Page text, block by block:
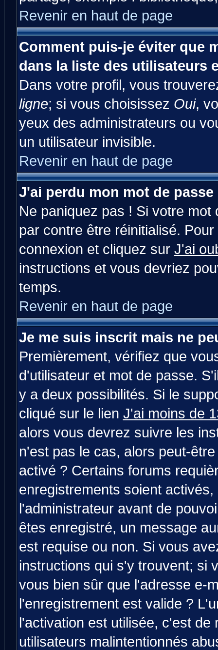
Revenir en haut de page
Comment puis-je éviter que
dans la liste des utilisateurs
Dans votre profil, vous
ligne; si vous choisissez Oui,
yeux des administrateurs ou
un utilisateur invisible.
Revenir en haut de page
J'ai perdu mon mot de passe
Ne paniquez pas ! Si votre
par contre être réinitialisé.
connexion et cliquez sur J'ai
instructions et vous devriez
temps.
Revenir en haut de page
Je me suis inscrit mais ne
Premièrement, vérifiez que
d'utilisateur et mot de passe.
y a deux possibilités. Si le
cliqué sur le lien J'ai moins de
alors vous devrez suivre les
n'est pas le cas, alors peut-
activé ? Certains forums
enregistrements soient
l'administrateur avant de
êtes enregistré, un message
est requise ou non. Si vous
instructions qui s'y trouvent; si
vous bien sûr que l'adresse e-
l'enregistrement est valide ?
l'activation est utilisée, c'est
utilisateurs malintentionnés